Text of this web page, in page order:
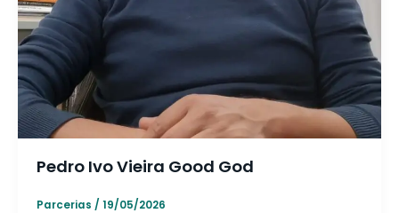
Pedro Ivo Vieira Good God
Parcerias / 19/05/2026